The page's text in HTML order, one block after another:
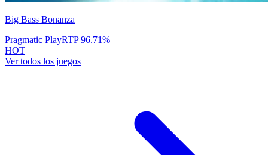
Big Bass Bonanza
Pragmatic PlayRTP96.71%
HOT
Ver todos los juegos